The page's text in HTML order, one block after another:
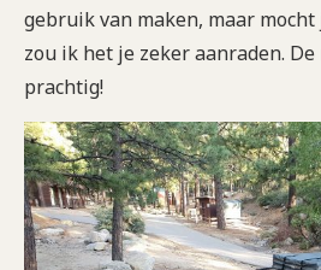
gebruik van maken, maar
zou ik het je zeker aanraden.
prachtig!